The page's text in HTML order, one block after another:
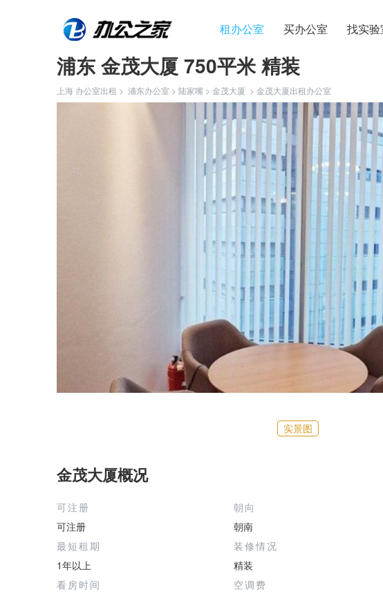
租办公室 买办公室 找实验
浦东 金茂大厦 750平米 精装
上海 办公室出租 > 浦东办公室 > 陆家嘴 > 金茂大厦 > 金茂大厦出租办公室
实景图
金茂大厦概况
可注册
可注册
朝向
朝南
最短租期
1年以上
装修情况
精装
看房时间
空调费